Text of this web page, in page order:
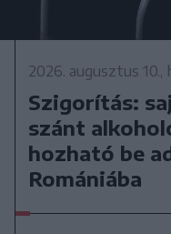
2026. augusztus 10.,
Szigorítás:
szánt
hozható be
Romániába